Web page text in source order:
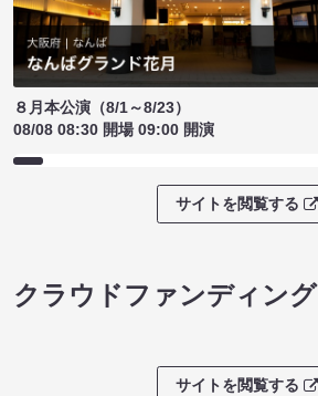
８月本公演（8/1～8/23）
08/08 08:30 開場 09:00 開演
サイトを閲覧する
クラウドファンディング
サイトを閲覧する